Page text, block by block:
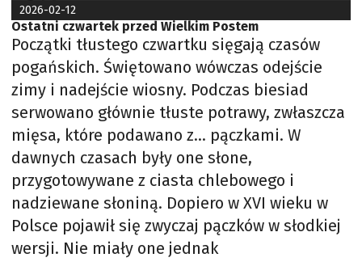
2026-02-12
Ostatni czwartek przed Wielkim Postem
Początki tłustego czwartku sięgają czasów
pogańskich. Świętowano wówczas odejście
zimy i nadejście wiosny. Podczas biesiad
serwowano głównie tłuste potrawy, zwłaszcza
mięsa, które podawano z… pączkami. W
dawnych czasach były one słone,
przygotowywane z ciasta chlebowego i
nadziewane słoniną. Dopiero w XVI wieku w
Polsce pojawił się zwyczaj pączków w słodkiej
wersji. Nie miały one jednak